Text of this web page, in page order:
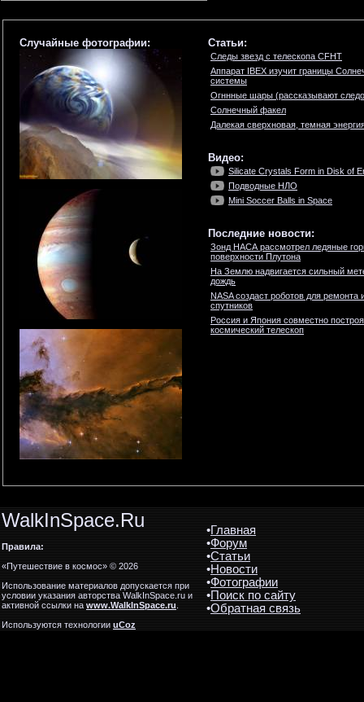
Случайные фотографии: Статьи:
Следы звезд с телескопа CFHT
Аппарат IBEX изучит границы
системы
Огннные шары (рассказывают
Солнечный факел
Далекая сверхновая, темная
Видео:
Silicate Crystals Form in Disk of
Подводные НЛО
Mini Soccer Balls in Space
Последние новости:
Зонд НАСА рассмотрел ледяные
поверхности Плутона
На Землю надвигается сильный
дождь
NASA создаст роботов для ремонта
спутников
Россия и Япония совместно
космический телескоп
WalkInSpace.Ru
Правила:
«Путешествие в космос» © 2026
Использование материалов допускается при
условии указания авторства WalkInSpace.ru и
активной ссылки наwww.WalkInSpace.ru.
Используются технологииuCoz
•Главная
•Форум
•Статьи
•Новости
•Фотографии
•Поиск по сайту
•Обратная связь